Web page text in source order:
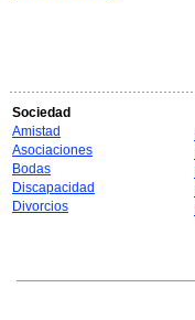
Sociedad
Amistad
Asociaciones
Bodas
Discapacidad
Divorcios